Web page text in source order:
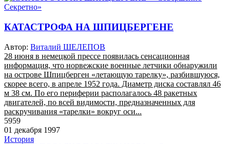
КАТАСТРОФА НА ШПИЦБЕРГЕНЕ
Автор: Виталий ШЕЛЕПОВ
28 июня в немецкой прессе появилась сенсационная
информация, что норвежские военные летчики обнаружили
на острове Шпицберген «летающую тарелку», разбившуюся,
скорее всего, в апреле 1952 года. Диаметр диска составлял 46
м 38 см. По его периферии располагалось 48 ракетных
двигателей, по всей видимости, предназначенных для
раскручивания «тарелки» вокруг оси...
5959
01 декабря 1997
История